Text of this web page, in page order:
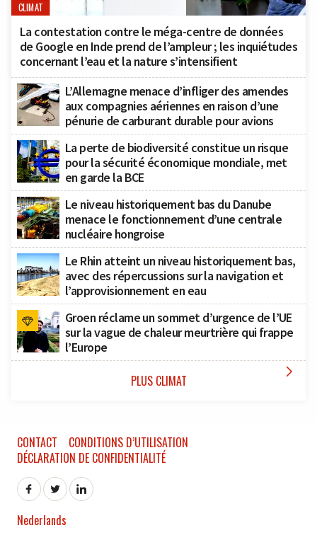
CLIMAT
La contestation contre le méga-centre de données
de Google en Inde prend de l’ampleur ; les inquiétudes
concernant l’eau et la nature s’intensifient
L’Allemagne menace d’infliger des amendes
aux compagnies aériennes en raison d’une
pénurie de carburant durable pour avions
La perte de biodiversité constitue un risque
pour la sécurité économique mondiale, met
en garde la BCE
Le niveau historiquement bas du Danube
menace le fonctionnement d’une centrale
nucléaire hongroise
Le Rhin atteint un niveau historiquement bas,
avec des répercussions sur la navigation et
l’approvisionnement en eau
Groen réclame un sommet d’urgence de l’UE
sur la vague de chaleur meurtrière qui frappe
l’Europe
PLUS CLIMAT 
CONTACT
CONDITIONS D’UTILISATION
DÉCLARATION DE CONFIDENTIALITÉ
Nederlands